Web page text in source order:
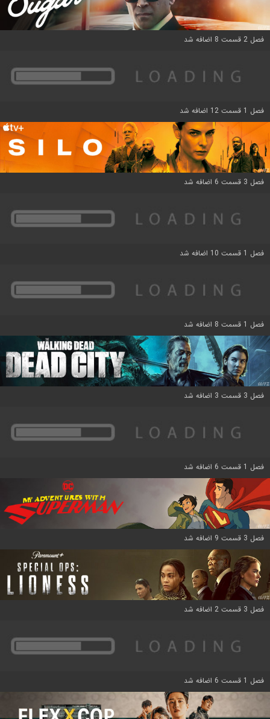
فصل 2 قسمت 8 اضافه شد
فصل 1 قسمت 12 اضافه شد
فصل 3 قسمت 6 اضافه شد
فصل 1 قسمت 10 اضافه شد
فصل 1 قسمت 8 اضافه شد
فصل 3 قسمت 3 اضافه شد
فصل 1 قسمت 6 اضافه شد
فصل 3 قسمت 9 اضافه شد
فصل 3 قسمت 2 اضافه شد
فصل 1 قسمت 6 اضافه شد